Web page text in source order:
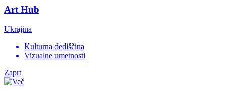
Art Hub
Ukrajina
Kulturna dediščina
Vizualne umetnosti
Zaprt